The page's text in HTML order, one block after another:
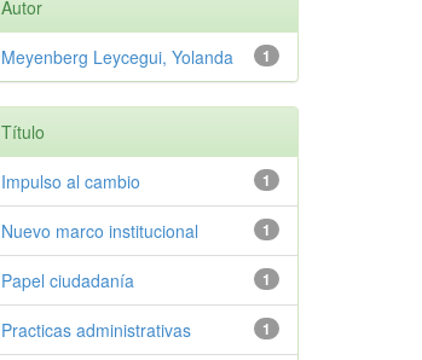
Autor
1
Meyenberg Leycegui, Yolanda
Título
1
Impulso al cambio
1
Nuevo marco institucional
1
Papel ciudadanía
1
Practicas administrativas